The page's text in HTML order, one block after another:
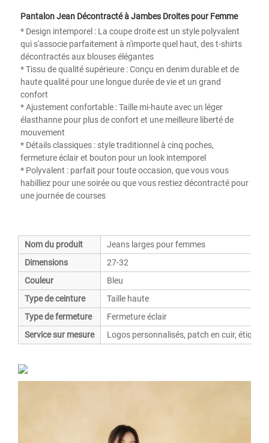
Pantalon Jean Décontracté à Jambes Droites pour Femme
* Design intemporel : La coupe droite est un style polyvalent
qui s'associe parfaitement à n'importe quel haut, des t-shirts
décontractés aux blouses élégantes
* Tissu de qualité supérieure : Conçu en denim durable et de
haute qualité pour une longue durée de vie et un grand
confort
* Ajustement confortable : Taille mi-haute avec un léger
élasthanne pour plus de confort et une meilleure liberté de
mouvement
* Détails classiques : style traditionnel à cinq poches,
fermeture éclair et bouton pour un look intemporel
* Polyvalent : parfait pour toute occasion, que vous vous
habilliez pour une soirée ou que vous restiez décontracté pour
une journée de courses
Nom du produit
Jeans larges pour femmes
Dimensions
27-32
Couleur
Bleu
Type de ceinture
Taille haute
Type de fermeture
Fermeture éclair
Service sur mesure
Logos personnalisés, patch en cuir,